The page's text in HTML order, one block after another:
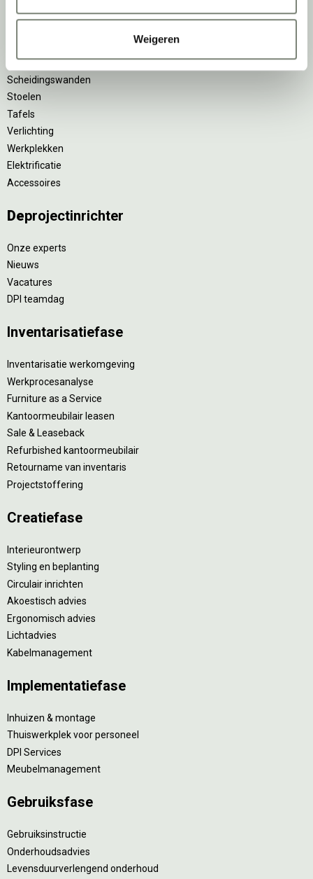
Weigeren
Projectstoffering
Kantoorkasten
Scheidingswanden
Stoelen
Tafels
Verlichting
Werkplekken
Elektrificatie
Accessoires
Deprojectinrichter
Onze experts
Nieuws
Vacatures
DPI teamdag
Inventarisatiefase
Inventarisatie werkomgeving
Werkprocesanalyse
Furniture as a Service
Kantoormeubilair leasen
Sale & Leaseback
Refurbished kantoormeubilair
Retourname van inventaris
Projectstoffering
Creatiefase
Interieurontwerp
Styling en beplanting
Circulair inrichten
Akoestisch advies
Ergonomisch advies
Lichtadvies
Kabelmanagement
Implementatiefase
Inhuizen & montage
Thuiswerkplek voor personeel
DPI Services
Meubelmanagement
Gebruiksfase
Gebruiksinstructie
Onderhoudsadvies
Levensduurverlengend onderhoud